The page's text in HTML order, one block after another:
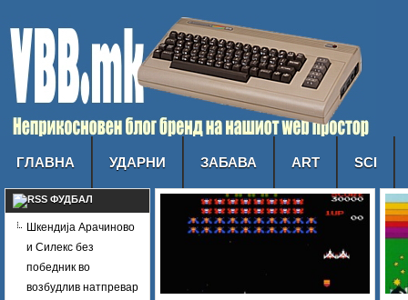
ГЛАВНА УДАРНИ ЗАБАВА ART SCI
ФУДБАЛ
Шкендија Арачиново
и Силекс без
победник во
возбудлив натпревар